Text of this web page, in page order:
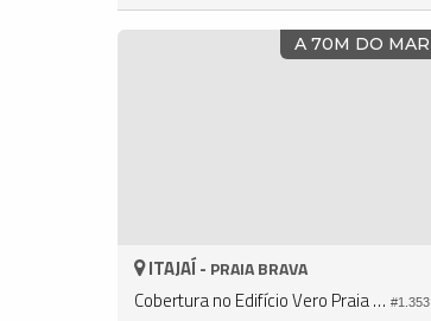
A 70M DO MAR
#1.353
ITAJAÍ - PRAIA BRAVA
Cobertura no Edifício Vero Praia Brava